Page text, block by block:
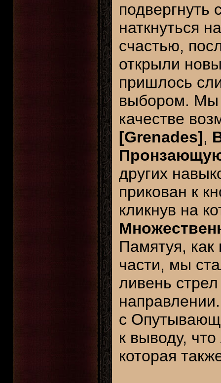
подвергнуть
наткнуться
счастью,
открыли
пришлось
выбором. Мы
качестве
[Grenades],
других
прикован к
кликнув на
Памятуя,
части, мы
ливень
с
к выводу,
которая